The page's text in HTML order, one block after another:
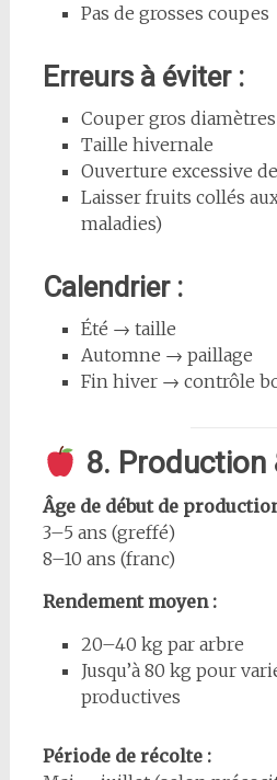
Pas de grosses coupes
Erreurs à éviter :
Couper gros
Taille hivernale
Ouverture excessive
Laisser fruits collés
maladies)
Calendrier :
Été → taille
Automne → paillage
Fin hiver → contrôle
8. Production
Âge de début de
3–5 ans (greffé)
8–10 ans (franc)
Rendement moyen :
20–40 kg par arbre
Jusqu’à 80 kg pour
productives
Période de récolte :